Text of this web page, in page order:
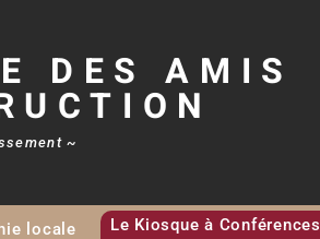
DES AMIS
~
locale Le Kiosque à Conférences